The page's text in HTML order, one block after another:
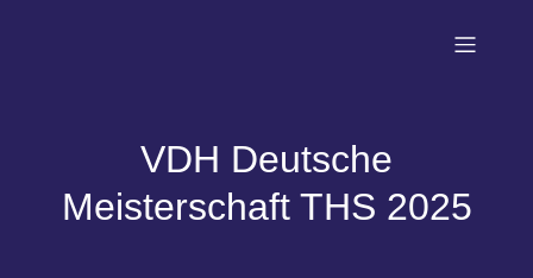
VDH Deutsche
Meisterschaft THS 2025